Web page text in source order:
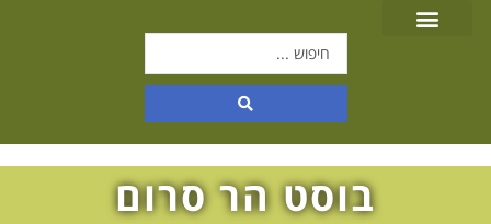
בוסט הר סרום